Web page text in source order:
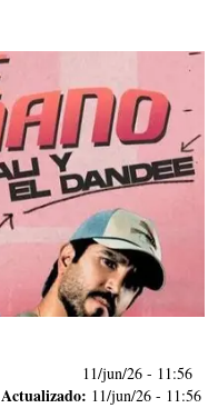
11/jun/26 - 11:56
Actualizado: 11/jun/26 - 11:56